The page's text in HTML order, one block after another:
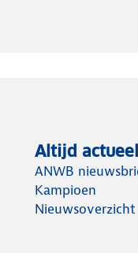
Altijd actueel
ANWB
Kampioen
Nieuwsoverzicht